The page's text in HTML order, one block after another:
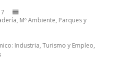
Mº Ambiente, Parques y
Industria, Turismo y Empleo,